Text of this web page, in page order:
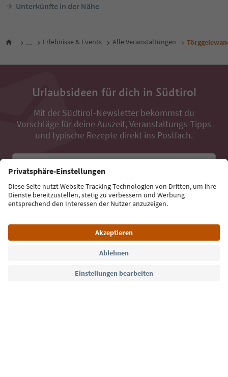
Unterkünfte in der Nähe
... Erlebnisse & Events Alle Veranstaltungen
Urlaubsideen für dich in Südtirol
Mit der Südtirol-Newsletter bekommst du
Vorschläge für deine Auszeit, Veranstaltungs-Tipps
und typische Rezepte direkt ins Postfach.
Jetzt anmelden